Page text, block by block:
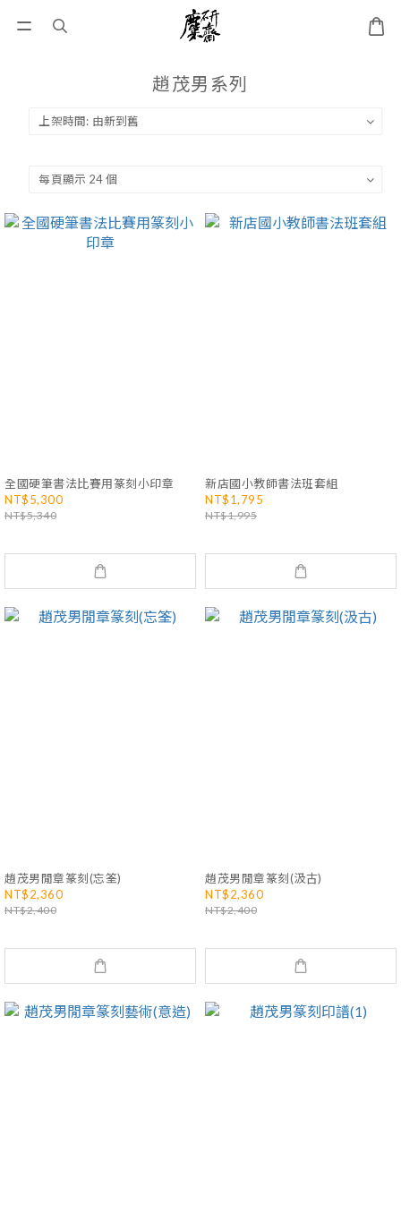
趙茂男系列
全國硬筆書法比賽用篆刻小印章
NT$5,300
NT$5,340
新店國小教師書法班套組
NT$1,795
NT$1,995
趙茂男閒章篆刻(忘筌)
NT$2,360
NT$2,400
趙茂男閒章篆刻(汲古)
NT$2,360
NT$2,400